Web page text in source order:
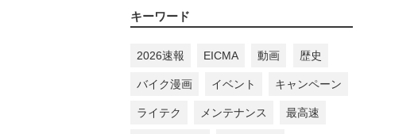
キーワード
2026速報 EICMA 動画 歴史
バイク漫画 イベント キャンペーン
ライテク メンテナンス 最高速